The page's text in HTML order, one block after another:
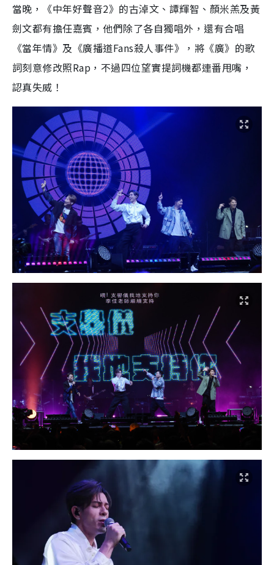
當晚，《中年好聲音2》的古淖文、譚輝智、顏米羔及黃
劍文都有擔任嘉賓，他們除了各自獨唱外，還有合唱
《當年情》及《廣播道Fans殺人事件》，將《廣》的歌
詞刻意修改照Rap，不過四位望實提詞機都連番甩嘴，
認真失威！